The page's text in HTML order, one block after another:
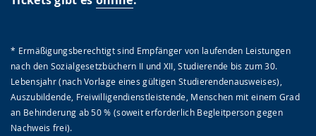
* Ermäßigungsberechtigt sind Empfänger von laufenden Leistungen
nach den Sozialgesetzbüchern II und XII, Studierende bis zum 30.
Lebensjahr (nach Vorlage eines gültigen Studierendenausweises),
Auszubildende, Freiwilligendienstleistende, Menschen mit einem Grad
an Behinderung ab 50 % (soweit erforderlich Begleitperson gegen
Nachweis frei).